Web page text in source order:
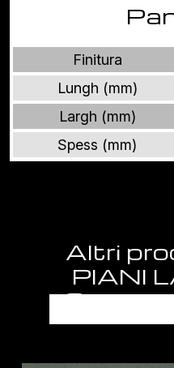
Finitura
Lungh (mm)
Largh (mm)
Spess (mm)
Altri
PIANI